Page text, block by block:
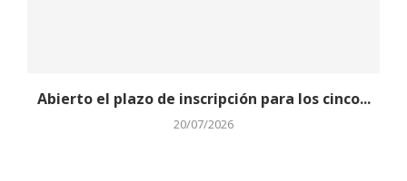
Abierto el plazo de inscripción para los cinco...
20/07/2026